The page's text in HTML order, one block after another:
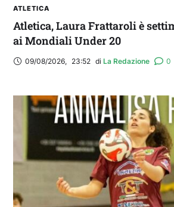
ATLETICA
Atletica, Laura Frattaroli è
ai Mondiali Under 20
09/08/2026, 23:52 di La Redazione 0